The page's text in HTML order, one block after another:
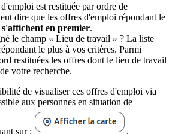
est restituée par ordre de
dire que les offres d'emploi répondant le
s'affichent en premier.
le champ « Lieu de travail » ? La liste
le plus à vos critères. Parmi
restituées les offres dont le lieu de travail
votre recherche.
de visualiser ces offres d'emploi via
aux personnes en situation de
sur :
.